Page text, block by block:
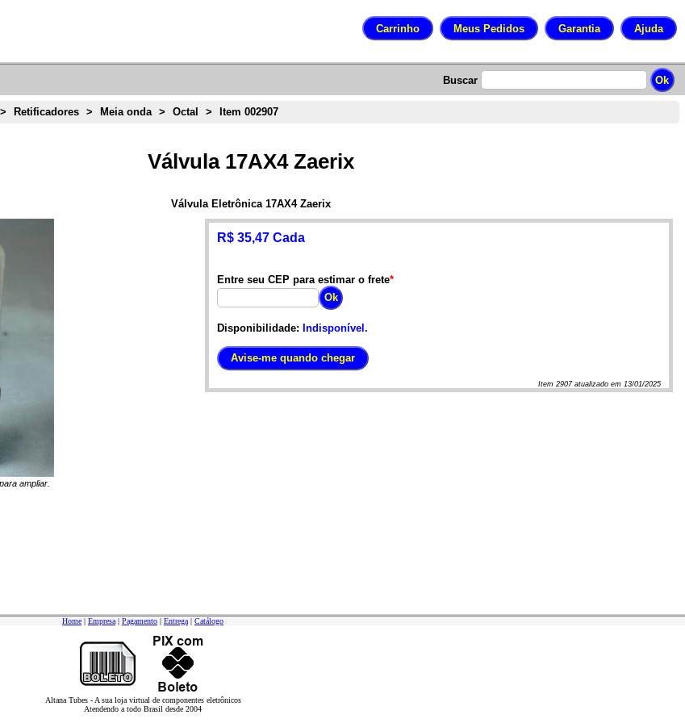
Buscar
> Retificadores > Meia onda > Octal > Item 002907
Válvula 17AX4 Zaerix
Válvula Eletrônica 17AX4 Zaerix
ampliar.
R$ 35,47 Cada
Entre seu CEP para estimar o frete*
Disponibilidade: Indisponível.
Item2907atualizado em 13/01/2025
Home | Empresa | Pagamento | Entrega | Catálogo
Altana Tubes - A sua loja virtual de componentes eletrônicos
Atendendo a todo Brasil desde 2004